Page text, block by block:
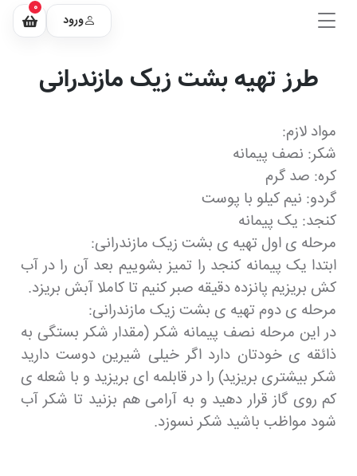
ورود
0
طرز تهیه بشت زیک مازندرانی
مواد لازم:
شکر: نصف پیمانه
کره: صد گرم
گردو: نیم کیلو با پوست
کنجد: یک پیمانه
مرحله ی اول تهیه ی بشت زیک مازندرانی:
ابتدا یک پیمانه کنجد را تمیز بشوییم بعد آن را در آب
کش بریزیم پانزده دقیقه صبر کنیم تا کاملا آبش بریزد.
مرحله ی دوم تهیه ی بشت زیک مازندرانی:
در این مرحله نصف پیمانه شکر (مقدار شکر بستگی به
ذائقه ی خودتان دارد اگر خیلی شیرین دوست دارید
شکر بیشتری بریزید) را در قابلمه ای بریزید و با شعله ی
کم روی گاز قرار دهید و به آرامی هم بزنید تا شکر آب
شود مواظب باشید شکر نسوزد.